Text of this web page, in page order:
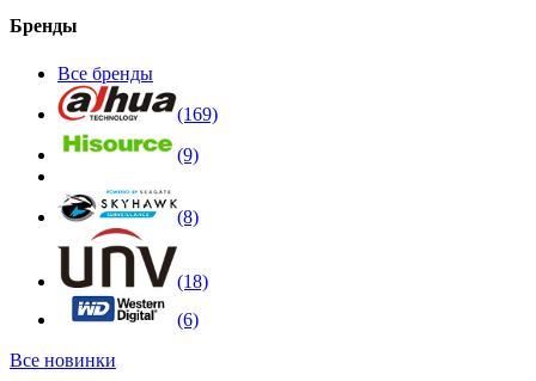
Бренды
Все бренды
(169)
(9)
(8)
(18)
(6)
Все новинки